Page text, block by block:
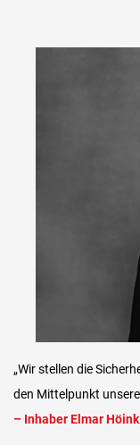
„Wir stellen die
den Mittelpunkt
– Inhaber Elmar Höink